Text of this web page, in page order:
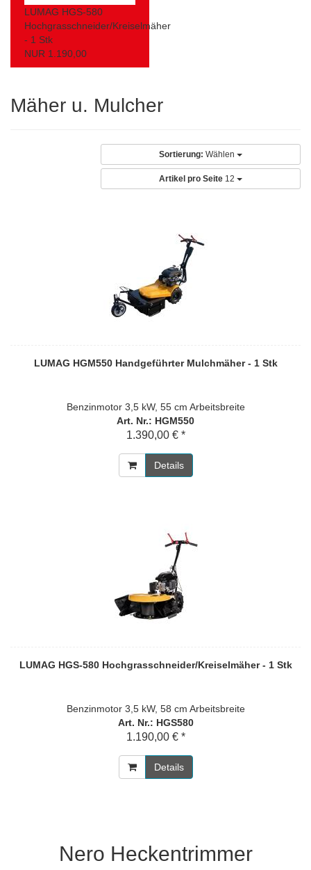
LUMAG HGS-580
Hochgrasschneider/Kreiselmäher
- 1 Stk
NUR 1.190,00
Mäher u. Mulcher
Sortierung: Wählen
Artikel pro Seite 12
LUMAG HGM550 Handgeführter Mulchmäher - 1 Stk
Benzinmotor 3,5 kW, 55 cm Arbeitsbreite
Art. Nr.: HGM550
1.390,00 € *
Details
LUMAG HGS-580 Hochgrasschneider/Kreiselmäher - 1 Stk
Benzinmotor 3,5 kW, 58 cm Arbeitsbreite
Art. Nr.: HGS580
1.190,00 € *
Details
Nero Heckentrimmer